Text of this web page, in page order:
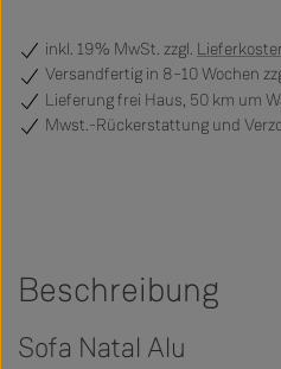
inkl. 19% MwSt. zzgl.
Versandfertig in 8–10 Wochen
Lieferung frei Haus, 50 km um
Mwst.-Rückerstattung und
Beschreibung
Sofa Natal Alu